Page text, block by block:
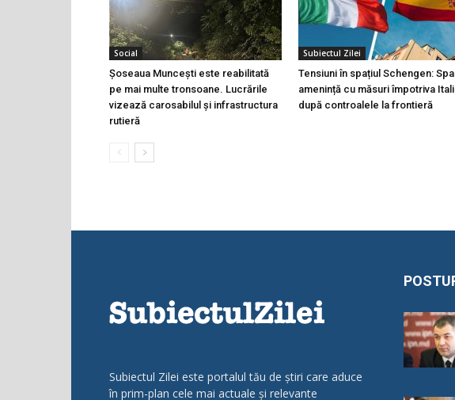
Social
Șoseaua Muncești este reabilitată
pe mai multe tronsoane. Lucrările
vizează carosabilul și infrastructura
rutieră
Subiectul Zilei
Tensiuni în spațiul Schengen:
amenință cu măsuri împotriva
după controalele la frontieră
Subiectul Zilei este portalul tău de știri care aduce
în prim-plan cele mai actuale și relevante